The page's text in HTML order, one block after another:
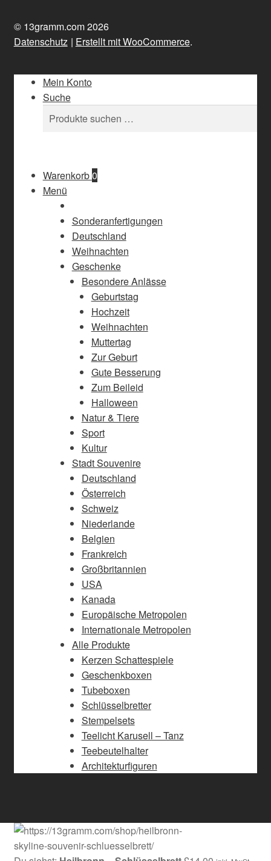
© 13gramm.com 2026
Datenschutz
Erstellt mit WooCommerce.
Mein Konto
Suche
Suchen
nach:
Suchen
Warenkorb0
Menü
Sonderanfertigungen
Deutschland
Weihnachten
Geschenke
Besondere Anlässe
Geburtstag
Hochzeit
Weihnachten
Muttertag
Zur Geburt
Gute Besserung
Zum Beileid
Halloween
Natur & Tiere
Sport
Kultur
Stadt Souvenire
Deutschland
Österreich
Schweiz
Niederlande
Belgien
Frankreich
Großbritannien
USA
Kanada
Europäische Metropolen
Internationale Metropolen
Alle Produkte
Kerzen Schattespiele
Geschenkboxen
Tubeboxen
Schlüsselbretter
Stempelsets
Teelicht Karusell – Tanz
Teebeutelhalter
Architekturfiguren